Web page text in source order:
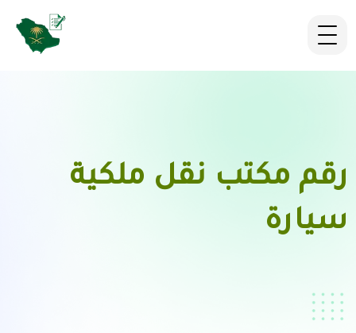
رقم مكتب نقل ملكية
سيارة